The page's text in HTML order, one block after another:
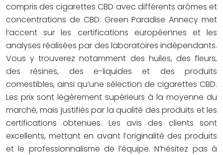
compris des cigarettes CBD avec différents arômes et
concentrations de CBD. Green Paradise Annecy met
l’accent sur les certifications européennes et les
analyses réalisées par des laboratoires indépendants.
Vous y trouverez notamment des huiles, des fleurs,
des résines, des e-liquides et des produits
comestibles, ainsi qu’une sélection de cigarettes CBD.
Les prix sont légèrement supérieurs à la moyenne du
marché, mais justifiés par la qualité des produits et les
certifications obtenues. Les avis des clients sont
excellents, mettant en avant l’originalité des produits
et le professionnalisme de l’équipe. N’hésitez pas à